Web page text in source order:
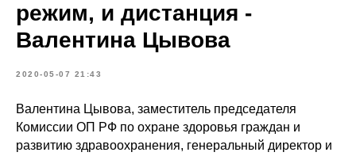
режим, и дистанция -
Валентина Цывова
2020-05-07 21:43
Валентина Цывова, заместитель председателя
Комиссии ОП РФ по охране здоровья граждан и
развитию здравоохранения, генеральный директор и